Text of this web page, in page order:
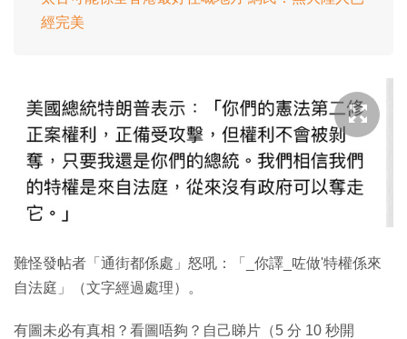
經完美
難怪發帖者「通街都係處」怒吼：「_你譯_咗做'特權係來
自法庭」（文字經過處理）。
有圖未必有真相？看圖唔夠？自己睇片（5 分 10 秒開